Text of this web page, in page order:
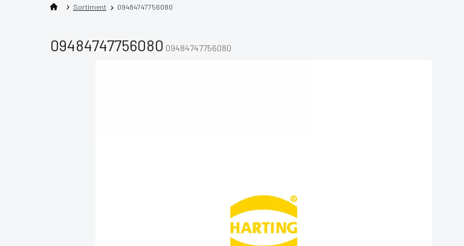
Sortiment 09484747756080
09484747756080 09484747756080